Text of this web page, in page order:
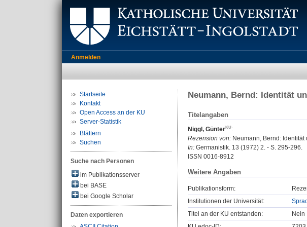
Anmelden
Startseite
Kontakt
Open Access an der KU
Server-Statistik
Blättern
Suchen
Suche nach Personen
im Publikationsserver
bei BASE
bei Google Scholar
Daten exportieren
Neumann, Bernd: Identität
Titelangaben
Niggl, Günter
:
Rezension von: Neumann, Bernd:
In: Germanistik. 13 (1972) 2. - S. 295-296.
ISSN 0016-8912
Weitere Angaben
Publikationsform:
Institutionen der Universität:
Titel an der KU entstanden:
Nein